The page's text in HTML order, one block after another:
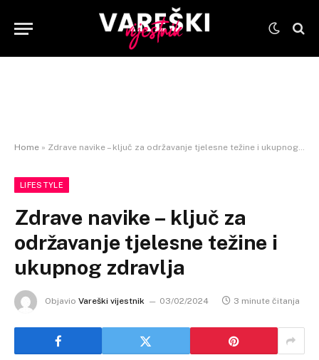
Home » Zdrave navike – ključ za održavanje tjelesne težine i ukupnog zdravlja
LIFESTYLE
Zdrave navike – ključ za
održavanje tjelesne težine i
ukupnog zdravlja
Objavio Vareški vijestnik 03/02/2024 3 minute čitanja